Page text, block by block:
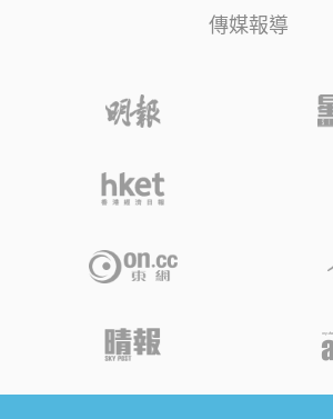
傳媒報導